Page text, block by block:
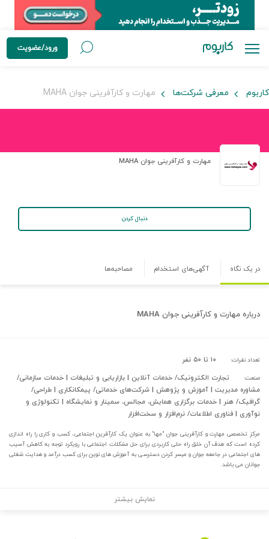
ورود/عضویت
کاربوم معرفی شرکت‌ها مهارت و کارآفرینی جوان MAHA
مهارت و کارآفرینی جوان MAHA
دنبال کردن
در یک نگاه آگهی‌های استخدام مصاحبه‌ها
درباره مهارت و کارآفرینی جوان MAHA
تعداد نفرات: ۱۰ تا ۵۰ نفر
صنعت:
تجارت الکترونیک/ خدمات آنلاین | بازاریابی و تبلیغات | خدمات سازمانی/
مشاوره مدیریت | آموزش و پژوهش | شرکت‌های خدماتی/ پیمکانکاری | طراحی/
گرافیک/ هنر | خدمات برگزاری همایش، مجالس، سمینار و نمایشگاه | تکنولوژی و
نوآوری | فناوری اطلاعات/ نرم‌افزار و سخت‌افزار
مرکز تخصصی مهارت و کارآفرینی جوان "مها" به عنوان یک کارآفرین اجتماعی، کسب و کاری را راه اندازی
کرده است که هدف آن خلق راه حلی کاربردی برای حل مشکلات اجتماعی با رویکرد توجه به کاهش آسیب
های اجتماعی در جامعه جوان و میسر کردن دسترسی به آموزش های نوین برای کسب درآمد و هدایت شغلی
جوانان می باشد.
نمایش بیشتر